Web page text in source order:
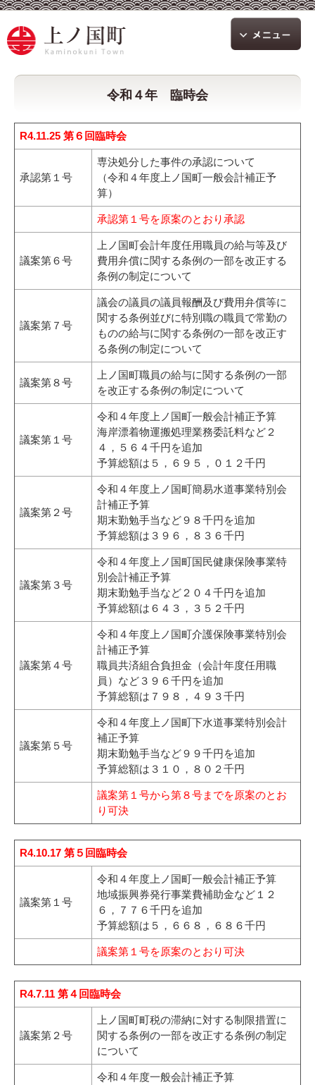
令和４年 臨時会
R4.11.25 第６回臨時会
承認第１号
専決処分した事件の承認について
（令和４年度上ノ国町一般会計補正予
算）
承認第１号を原案のとおり承認
議案第６号
上ノ国町会計年度任用職員の給与等及び
費用弁償に関する条例の一部を改正する
条例の制定について
議案第７号
議会の議員の議員報酬及び費用弁償等に
関する条例並びに特別職の職員で常勤の
ものの給与に関する条例の一部を改正す
る条例の制定について
議案第８号
上ノ国町職員の給与に関する条例の一部
を改正する条例の制定について
議案第１号
令和４年度上ノ国町一般会計補正予算
海岸漂着物運搬処理業務委託料など２
４，５６４千円を追加
予算総額は５，６９５，０１２千円
議案第２号
令和４年度上ノ国町簡易水道事業特別会
計補正予算
期末勤勉手当など９８千円を追加
予算総額は３９６，８３６千円
議案第３号
令和４年度上ノ国町国民健康保険事業特
別会計補正予算
期末勤勉手当など２０４千円を追加
予算総額は６４３，３５２千円
議案第４号
令和４年度上ノ国町介護保険事業特別会
計補正予算
職員共済組合負担金（会計年度任用職
員）など３９６千円を追加
予算総額は７９８，４９３千円
議案第５号
令和４年度上ノ国町下水道事業特別会計
補正予算
期末勤勉手当など９９千円を追加
予算総額は３１０，８０２千円
議案第１号から第８号までを原案のとお
り可決
R4.10.17 第５回臨時会
議案第１号
令和４年度上ノ国町一般会計補正予算
地域振興券発行事業費補助金など１２
６，７７６千円を追加
予算総額は５，６６８，６８６千円
議案第１号を原案のとおり可決
R4.7.11 第４回臨時会
議案第２号
上ノ国町町税の滞納に対する制限措置に
関する条例の一部を改正する条例の制定
について
令和４年度一般会計補正予算